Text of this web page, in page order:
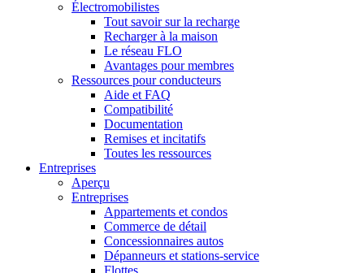
Électromobilistes
Tout savoir sur la recharge
Recharger à la maison
Le réseau FLO
Avantages pour membres
Ressources pour conducteurs
Aide et FAQ
Compatibilité
Documentation
Remises et incitatifs
Toutes les ressources
Entreprises
Aperçu
Entreprises
Appartements et condos
Commerce de détail
Concessionnaires autos
Dépanneurs et stations-service
Flottes